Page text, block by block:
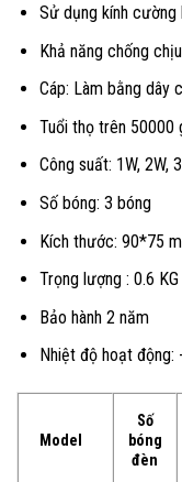
Sử dụng kính
Khả năng chống
Cáp: Làm bằng dây
Tuổi thọ trên 50000
Công suất: 1W, 2W,
Số bóng: 3 bóng
Kích thước: 90*75
Trọng lượng : 0.6 KG
Bảo hành 2 năm
Nhiệt độ hoạt động:
Model
Số
bóng
đèn